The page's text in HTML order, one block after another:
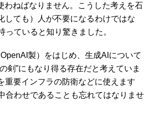
ねばなりません。こうした考えを石
しても）人が不要になるわけではな
ていると知り驚きました。
製）をはじめ、生成AIについて
剣”にもなり得る存在だと考えていま
重要インフラの防衛などに使えます
合わせであることも忘れてはなりませ